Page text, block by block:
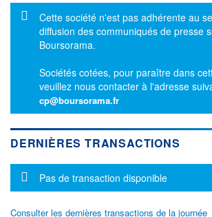
Message d'information
Cette société n'est pas adhérente au
diffusion des communiqués de presse
Boursorama.
Sociétés cotées, pour paraître dans
veuillez nous contacter à l'adresse
cp@boursorama.fr
DERNIÈRES TRANSACTIONS
Message d'information
Pas de transaction disponible
Consulter les dernières transactions de la journée